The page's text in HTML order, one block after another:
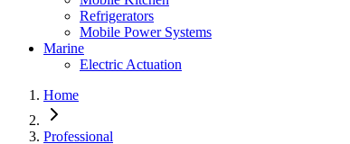
Refrigerators
Mobile Power Systems
Marine
Electric Actuation
Home
Professional